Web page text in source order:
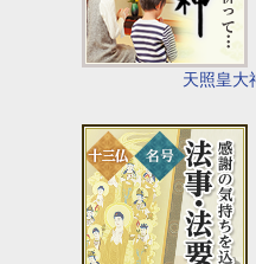
天照皇大